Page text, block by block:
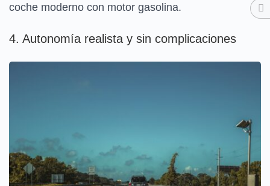
coche moderno con motor gasolina.
4. Autonomía realista y sin complicaciones